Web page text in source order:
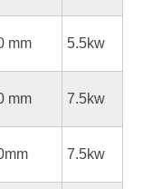
mm 5.5kw
mm 7.5kw
7.5kw